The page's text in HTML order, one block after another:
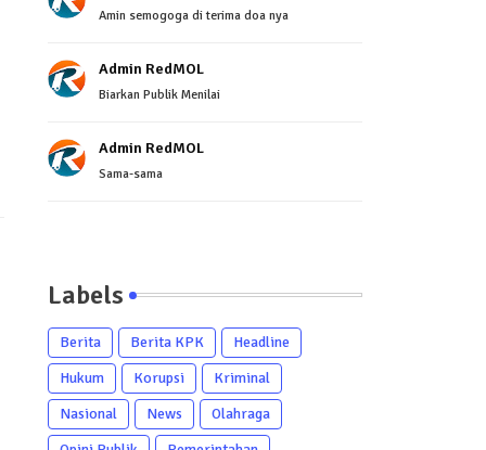
Amin semogoga di terima doa nya
Admin RedMOL
Biarkan Publik Menilai
Admin RedMOL
Sama-sama
Labels
Berita Berita KPK
Headline
Hukum
Korupsi
Kriminal
Nasional
News
Olahraga